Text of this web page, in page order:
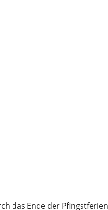
das Ende der Pfingstferien